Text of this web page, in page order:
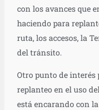
con los avances que
haciendo para
ruta, los accesos, la
del tránsito.
Otro punto de interés
replanteo en el uso
está encarando con